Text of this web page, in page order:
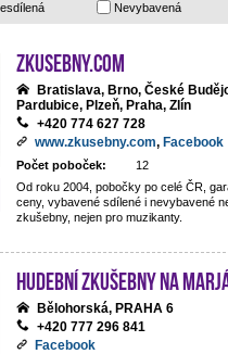
Nevybavená
Zkusebny.com
Bratislava, Brno, České
Pardubice, Plzeň, Praha, Zlín
+420 774 627 728
www.zkusebny.com, Facebook
Počet poboček:
12
Od roku 2004, pobočky po celé ČR,
ceny, vybavené sdílené i nevybavené
zkušebny, nejen pro muzikanty.
Hudební zkušebny Na
Bělohorská, PRAHA 6
+420 777 296 841
Facebook